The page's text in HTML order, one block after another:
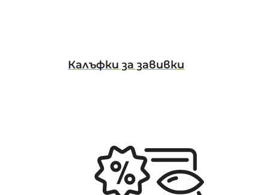
Калъфки за завивки